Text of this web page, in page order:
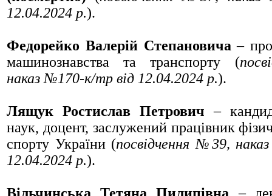
12.04.2024 р.).
Федорейко Валерій Степановича –
машинознавства та транспорту (
наказ №170-к/тр від 12.04.2024 р.).
Лящук Ростислав Петрович –
наук, доцент, заслужений працівник
спорту України (посвідчення №39,
12.04.2024 р.).